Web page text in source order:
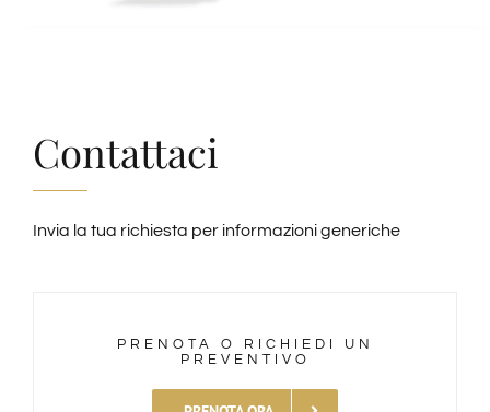
RISTORAZIONE
Contattaci
Invia la tua richiesta per informazioni generiche
PRENOTA O RICHIEDI UN
PREVENTIVO